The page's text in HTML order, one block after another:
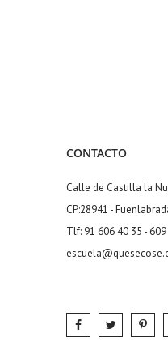
CONTACTO
Calle de Castilla la
CP:28941 -
Tlf: 91 606 40 35 -